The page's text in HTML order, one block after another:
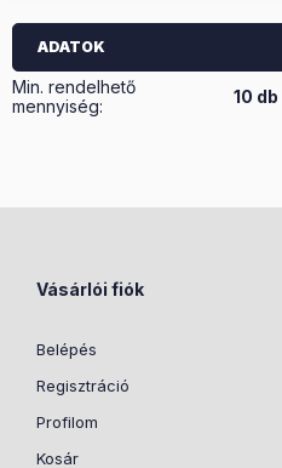
ADATOK
Min. rendelhető
mennyiség:
10 db
Vásárlói fiók
Belépés
Regisztráció
Profilom
Kosár